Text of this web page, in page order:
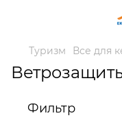
Туризм Все для
Фильтр